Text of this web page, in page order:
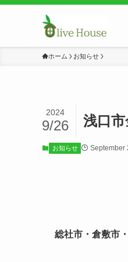
ホーム お知らせ
浅口
2024
9/26
お知らせ September
総社市・倉敷市